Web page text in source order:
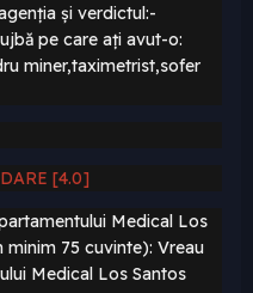
și verdictul:-
pe care ați avut-o:
miner,taximetrist,sofer
[4.0]
Medical Los
minim 75 cuvinte): Vreau
Medical Los Santos